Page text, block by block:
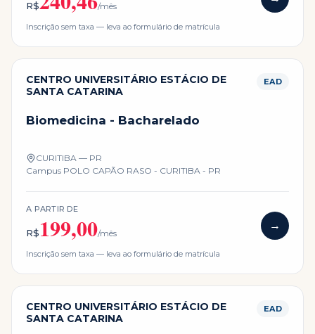
R$ /mês
Inscrição sem taxa — leva ao formulário de matrícula
CENTRO UNIVERSITÁRIO ESTÁCIO DE
SANTA CATARINA
EAD
Biomedicina - Bacharelado
CURITIBA — PR
Campus POLO CAPÃO RASO - CURITIBA - PR
A PARTIR DE
R$199,00/mês
→
Inscrição sem taxa — leva ao formulário de matrícula
CENTRO UNIVERSITÁRIO ESTÁCIO DE
SANTA CATARINA
EAD